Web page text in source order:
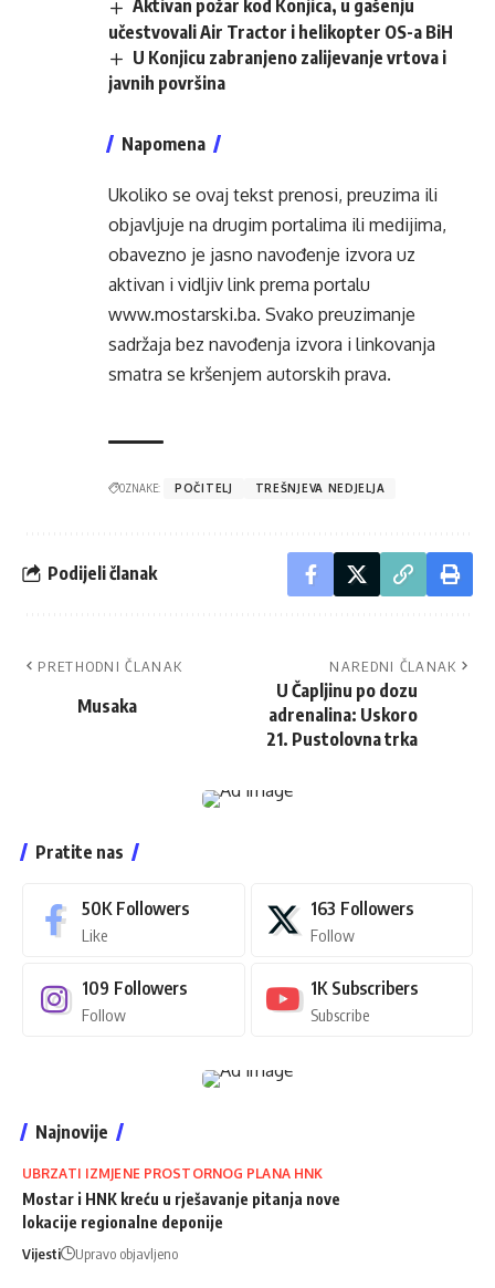
Aktivan požar kod Konjica, u gašenju
učestvovali Air Tractor i helikopter OS-a BiH
U Konjicu zabranjeno zalijevanje vrtova i
javnih površina
Napomena
Ukoliko se ovaj tekst prenosi, preuzima ili
objavljuje na drugim portalima ili medijima,
obavezno je jasno navođenje izvora uz
aktivan i vidljiv link prema portalu
www.mostarski.ba. Svako preuzimanje
sadržaja bez navođenja izvora i linkovanja
smatra se kršenjem autorskih prava.
OZNAKE: POČITELJ TREŠNJEVA NEDJELJA
Podijeli članak
PRETHODNI ČLANAK
Musaka
NAREDNI ČLANAK
U Čapljinu po dozu
adrenalina: Uskoro
21. Pustolovna trka
Pratite nas
50K Followers
Like
163 Followers
Follow
109 Followers
Follow
1K Subscribers
Subscribe
Najnovije
UBRZATI IZMJENE PROSTORNOG PLANA HNK
Mostar i HNK kreću u rješavanje pitanja nove
lokacije regionalne deponije
Vijesti Upravo objavljeno